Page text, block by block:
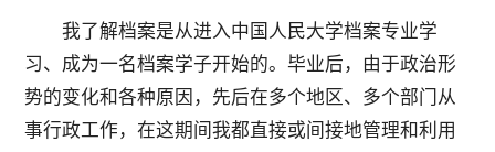
我了解档案是从进入中国人民大学档案专业学
习、成为一名档案学子开始的。毕业后，由于政治形
势的变化和各种原因，先后在多个地区、多个部门从
事行政工作，在这期间我都直接或间接地管理和利用